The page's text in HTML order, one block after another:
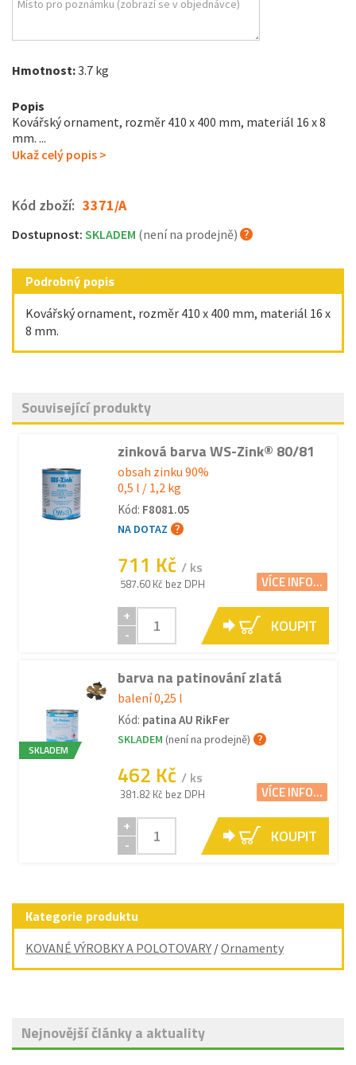
Hmotnost:3.7 kg
Popis
Kovářský ornament, rozměr 410 x 400 mm, materiál 16 x 8
mm. ...
Ukaž celý popis >
Kód zboží: 3371/A
Dostupnost: SKLADEM (není na prodejně)
Podrobný popis
Kovářský ornament, rozměr 410 x 400 mm, materiál 16 x
8 mm.
Související produkty
zinková barva WS-Zink® 80/81
obsah zinku 90%
0,5 l / 1,2 kg
Kód: F8081.05
NA DOTAZ
711 Kč / ks
587.60 Kč bez DPH VÍCE INFO...
+
-
KOUPIT
SKLADEM
barva na patinování zlatá
balení 0,25 l
Kód: patina AU RikFer
SKLADEM (není na prodejně)
462 Kč / ks
381.82 Kč bez DPH VÍCE INFO...
+
-
KOUPIT
Kategorie produktu
KOVANÉ VÝROBKY A POLOTOVARY /Ornamenty
Nejnovější články a aktuality